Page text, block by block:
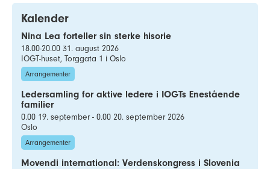
Kalender
Nina Lea forteller sin sterke hisorie
18.00-20.00 31. august 2026
IOGT-huset, Torggata 1 i Oslo
Arrangementer
Ledersamling for aktive ledere i IOGTs Enestående
familier
0.00 19. september - 0.00 20. september 2026
Oslo
Arrangementer
Movendi international: Verdenskongress i Slovenia